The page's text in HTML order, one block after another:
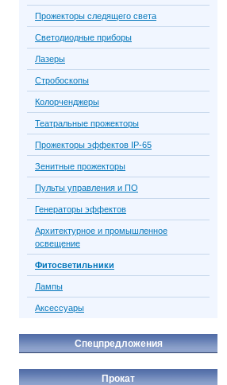
Прожекторы следящего света
Светодиодные приборы
Лазеры
Стробоскопы
Колорченджеры
Театральные прожекторы
Прожекторы эффектов IP-65
Зенитные прожекторы
Пульты управления и ПО
Генераторы эффектов
Архитектурное и промышленное
освещение
Фитосветильники
Лампы
Аксессуары
Спецпредложения
Прокат